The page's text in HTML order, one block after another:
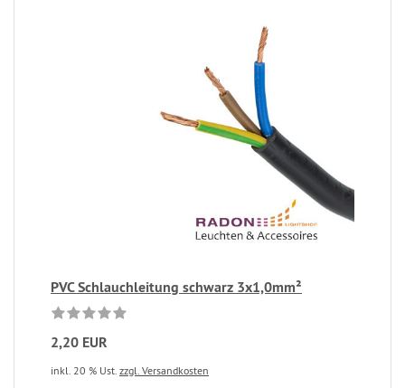
PVC Schlauchleitung schwarz 3x1,0mm²
2,20 EUR
inkl. 20 % Ust. zzgl. Versandkosten